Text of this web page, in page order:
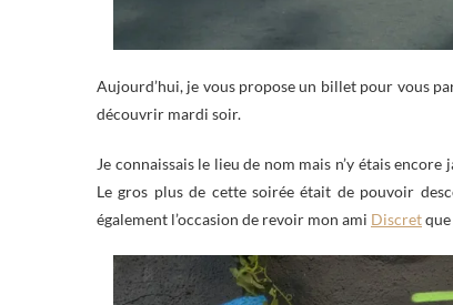
Aujourd’hui, je vous propose un billet pour vous
découvrir mardi soir.
Je connaissais le lieu de nom mais n’y étais
Le gros plus de cette soirée était de pouvoir
également l’occasion de revoir mon ami Discretque